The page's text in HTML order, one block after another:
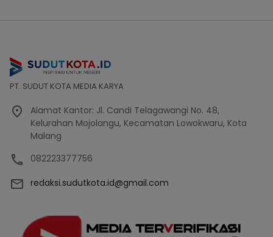
PT. SUDUT KOTA MEDIA KARYA
Alamat Kantor: Jl. Candi Telagawangi No. 48,
Kelurahan Mojolangu, Kecamatan Lowokwaru, Kota
Malang
082223377756
redaksi.sudutkota.id@gmail.com